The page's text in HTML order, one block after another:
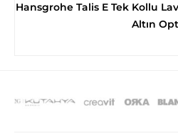
Hansgrohe Talis E Tek Kollu
Altın